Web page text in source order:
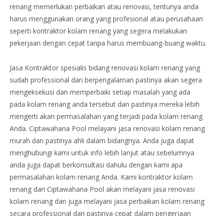
renang memerlukan perbaikan atau renovasi, tentunya anda
harus menggunakan orang yang profesional atau perusahaan
seperti kontraktor kolam renang yang segera melakukan
pekerjaan dengan cepat tanpa harus membuang-buang waktu.
Jasa Kontraktor spesialis bidang renovasi kolam renang yang
sudah professional dan berpengalaman pastinya akan segera
mengeksekusi dan memperbaiki setiap masalah yang ada
pada kolam renang anda tersebut dan pastinya mereka lebih
mengerti akan permasalahan yang terjadi pada kolam renang
Anda. Ciptawahana Pool melayani jasa renovasi kolam renang
murah dan pastinya ahli dalam bidangnya. Anda juga dapat
menghubungi kami untuk info lebih lanjut atau sebelumnya
anda juga dapat berkonsultasi dahulu dengan kami apa
permasalahan kolam renang Anda. Kami kontraktor kolam
renang dari Ciptawahana Pool akan melayani jasa renovasi
kolam renang dan juga melayani jasa perbaikan kolam renang
secara professional dan pastinya cepat dalam pengerjaan